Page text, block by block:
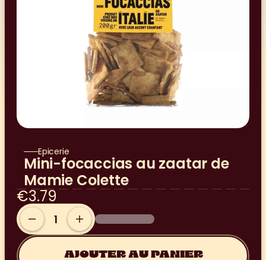
Epicerie
Mini-focaccias au zaatar de
Mamie Colette
€3.79
AJOUTER AU PANIER